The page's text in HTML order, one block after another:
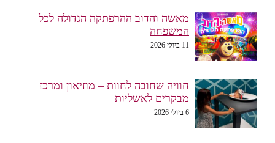
מאשה והדוב ההרפתקה הגדולה לכל
המשפחה
11 ביולי 2026
חוויה שחובה לחוות – מוזיאון ומרכז
מבקרים לאשליות
6 ביולי 2026